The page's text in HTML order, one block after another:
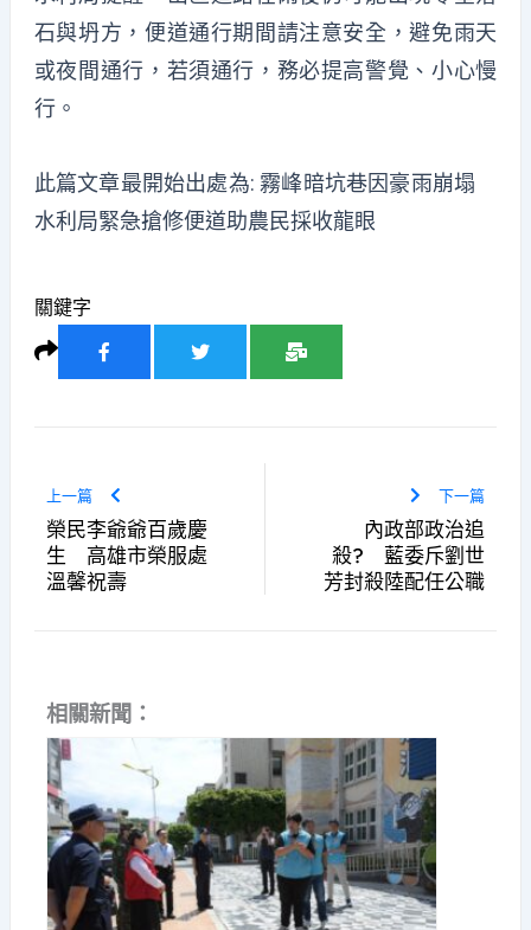
石與坍方，便道通行期間請注意安全，避免雨天
或夜間通行，若須通行，務必提高警覺、小心慢
行。
此篇文章最開始出處為:霧峰暗坑巷因豪雨崩塌
水利局緊急搶修便道助農民採收龍眼
關鍵字
上一篇
榮民李爺爺百歲慶
生 高雄市榮服處
溫馨祝壽
下一篇
內政部政治追
殺? 藍委斥劉世
芳封殺陸配任公職
相關新聞：